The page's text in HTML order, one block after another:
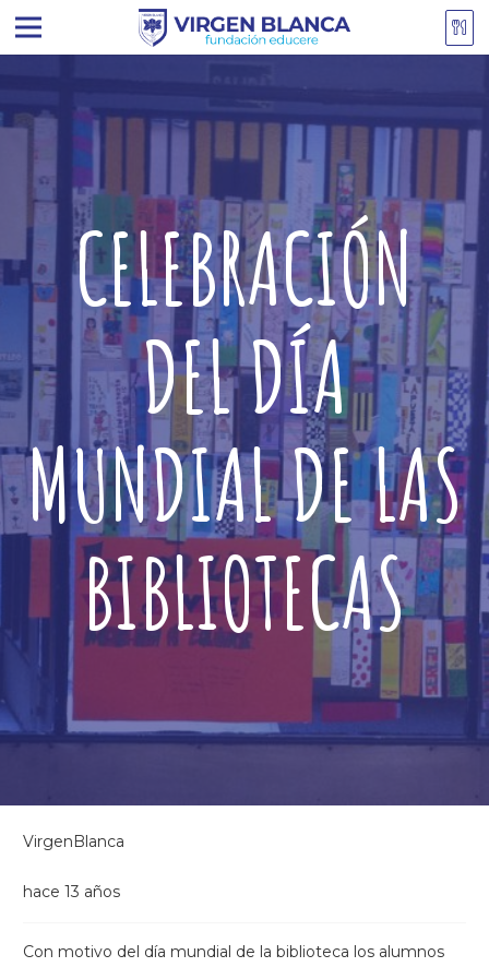
CELEBRACIÓN
DEL DÍA
MUNDIAL DE LAS
BIBLIOTECAS
VirgenBlanca
hace 13 años
Con motivo del día mundial de la biblioteca los alumnos